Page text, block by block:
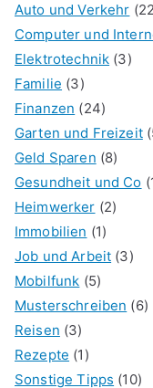
Auto und Verkehr
Computer und
Elektrotechnik (3)
Familie (3)
Finanzen (24)
Garten und Freizeit
Geld Sparen (8)
Gesundheit und Co
Heimwerker (2)
Immobilien (1)
Job und Arbeit (3)
Mobilfunk (5)
Musterschreiben (6)
Reisen (3)
Rezepte (1)
Sonstige Tipps (10)